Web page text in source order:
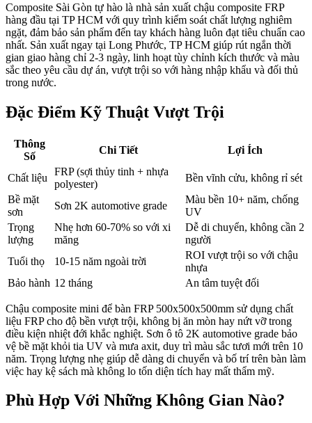
Composite Sài Gòn tự hào là nhà sản xuất chậu composite FRP
hàng đầu tại TP HCM với quy trình kiểm soát chất lượng nghiêm
ngặt, đảm bảo sản phẩm đến tay khách hàng luôn đạt tiêu chuẩn cao
nhất. Sản xuất ngay tại Long Phước, TP HCM giúp rút ngắn thời
gian giao hàng chỉ 2-3 ngày, linh hoạt tùy chỉnh kích thước và màu
sắc theo yêu cầu dự án, vượt trội so với hàng nhập khẩu và đối thủ
trong nước.
Đặc Điểm Kỹ Thuật Vượt Trội
Thông
Số
Chi Tiết Lợi Ích
Chất liệu
FRP (sợi thủy tinh + nhựa
polyester)
Bền vĩnh cửu, không rỉ sét
Bề mặt
sơn
Sơn 2K automotive grade
Màu bền 10+ năm, chống
UV
Trọng
lượng
Nhẹ hơn 60-70% so với xi
măng
Dễ di chuyển, không cần 2
người
Tuổi thọ
10-15 năm ngoài trời
ROI vượt trội so với chậu
nhựa
Bảo hành 12 tháng An tâm tuyệt đối
Chậu composite mini để bàn FRP 500x500x500mm sử dụng chất
liệu FRP cho độ bền vượt trội, không bị ăn mòn hay nứt vỡ trong
điều kiện nhiệt đới khắc nghiệt. Sơn ô tô 2K automotive grade bảo
vệ bề mặt khỏi tia UV và mưa axit, duy trì màu sắc tươi mới trên 10
năm. Trọng lượng nhẹ giúp dễ dàng di chuyển và bố trí trên bàn làm
việc hay kệ sách mà không lo tốn diện tích hay mất thẩm mỹ.
Phù Hợp Với Những Không Gian Nào?